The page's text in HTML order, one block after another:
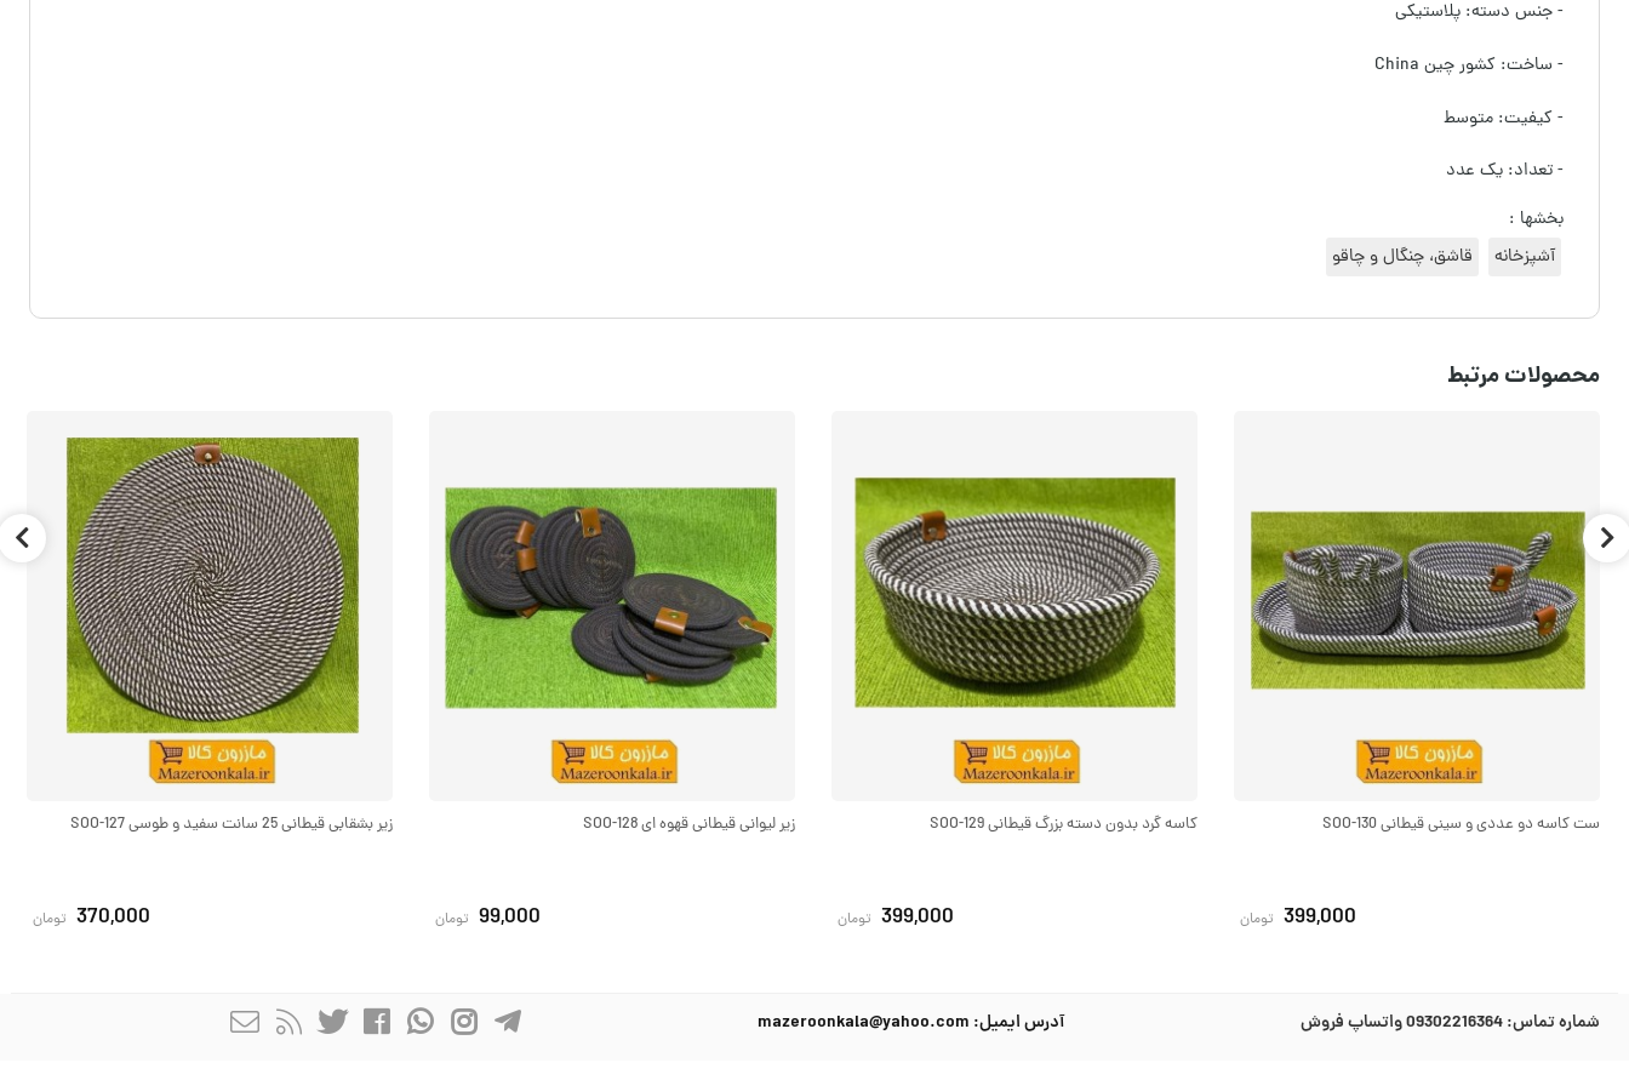
- جنس دسته: پلاستیکی
- ساخت: کشور چین China
- کیفیت: متوسط
- تعداد: یک عدد
بخشها :
آشپزخانه
قاشق، چنگال و چاقو
محصولات مرتبط
ست کاسه دو عددی و سینی قیطانی SOO-130
399,000 تومان
کاسه گرد بدون دسته بزرگ قیطانی SOO-129
399,000 تومان
زیر لیوانی قیطانی قهوه ای SOO-128
99,000 تومان
زیر بشقابی قیطانی 25 سانت سفید و طوسی SOO-127
370,000 تومان
شماره تماس:09302216364 واتساپ فروش آدرس ایمیل: mazeroonkala@yahoo.com